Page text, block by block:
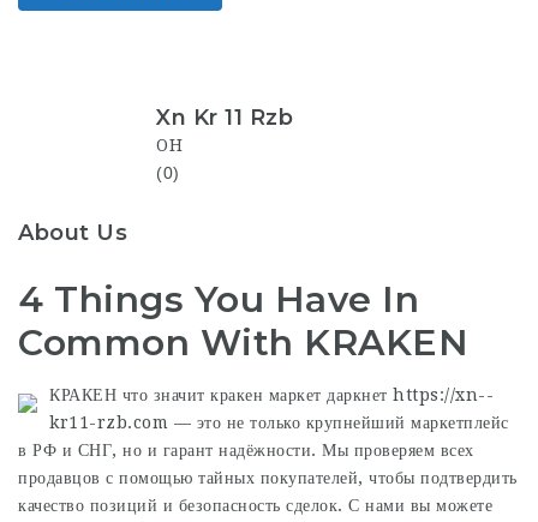
Xn Kr 11 Rzb
OH
(0)
About Us
4 Things You Have In
Common With KRAKEN
КРАКЕН что значит кракен маркет даркнет https://xn--
kr11-rzb.com — это не только крупнейший маркетплейс
в РФ и СНГ, но и гарант надёжности. Мы проверяем всех
продавцов с помощью тайных покупателей, чтобы подтвердить
качество позиций и безопасность сделок. С нами вы можете